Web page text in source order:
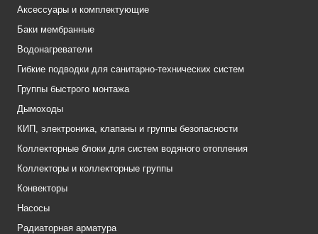
Аксессуары и комплектующие
Баки мембранные
Водонагреватели
Гибкие подводки для санитарно-технических систем
Группы быстрого монтажа
Дымоходы
КИП, электроника, клапаны и группы безопасности
Коллекторные блоки для систем водяного отопления
Коллекторы и коллекторные группы
Конвекторы
Насосы
Радиаторная арматура